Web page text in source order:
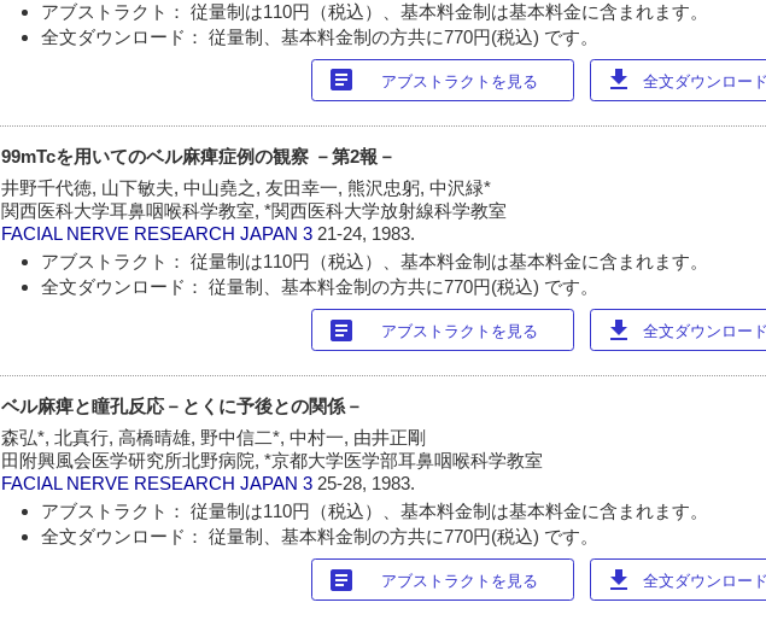
アブストラクト： 従量制は110円（税込）、基本料金制は基本料金に含まれます。
全文ダウンロード： 従量制、基本料金制の方共に770円(税込) です。
article アブストラクトを見る download 全文ダウンロー
99mTcを用いてのベル麻痺症例の観察 －第2報－
井野千代徳, 山下敏夫, 中山堯之, 友田幸一, 熊沢忠躬, 中沢緑*
関西医科大学耳鼻咽喉科学教室, *関西医科大学放射線科学教室
FACIAL NERVE RESEARCH JAPAN 3 21-24, 1983.
アブストラクト： 従量制は110円（税込）、基本料金制は基本料金に含まれます。
全文ダウンロード： 従量制、基本料金制の方共に770円(税込) です。
article アブストラクトを見る download 全文ダウンロー
ベル麻痺と瞳孔反応－とくに予後との関係－
森弘*, 北真行, 高橋晴雄, 野中信二*, 中村一, 由井正剛
田附興風会医学研究所北野病院, *京都大学医学部耳鼻咽喉科学教室
FACIAL NERVE RESEARCH JAPAN 3 25-28, 1983.
アブストラクト： 従量制は110円（税込）、基本料金制は基本料金に含まれます。
全文ダウンロード： 従量制、基本料金制の方共に770円(税込) です。
article アブストラクトを見る download 全文ダウンロー